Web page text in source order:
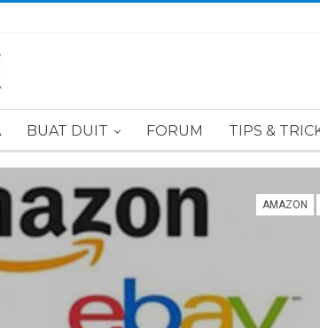
BUAT DUIT FORUM TIPS &
AMAZON